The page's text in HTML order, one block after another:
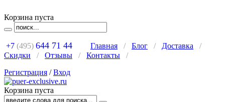
Корзина пуста
+7 (495) 644 71 44 Главная / Блог / Доставка
/
Скидки
/ Отзывы / Контакты
/
Регистрация /Вход
Корзина пуста